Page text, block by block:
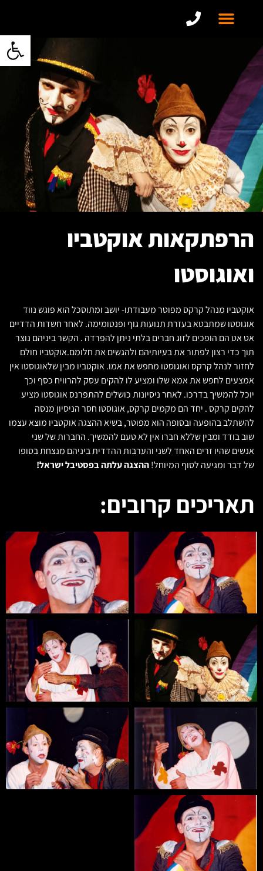
פתח
הרפתקאות אוקטביו
ואוגוסטו
אוקטביו מנהל קרקס מפוטר מעבודתו- יושב ומתוסכל הוא פוגש נווד
אוגוסטו שמתבטא בעזרת תנועות גוף ופנטומימה. לאחר חשדות הדדיים
אט אט הם הופכים לזוג חברים בלתי ניתן להפרדה . הקשר ביניהם נוצר
תוך כדי רצון לפתור את בעיותיהם ולהגשים את חלומם.אוקטביו חולם
לחזור לנהל קרקס ואוגוסטו מחפש את אמו. אוקטביו מבין שלאוגוסטו אין
אמצעים לחפש את אמא שלו ומציע לו להקים עסק להרוויח כסף וכך
יוכל להמשיך בדרכו. לאחר ניסיונות כושלים להתפרנס אוגוסטו מציע
להקים קרקס . יחד הם מקמים קרקס, אוגוסטו חסר הניסיון מנסה
להשתלב בהופעה ובסופה הוא מפוטר, בשיא ההצגה אוקטביו מוצא עצמו
שוב בודד ומבין שללא חברו אין לא טעם להמשיך. החברות של שני
אנשים שהיו זרים האחד לשני והערבות ההדדית ביניהם מנצחת בסופו
של דבר ומגיעה לסוף המיוחל!ההצגה עלתה בפסטיבל ישראל!
תאריכים קרובים: